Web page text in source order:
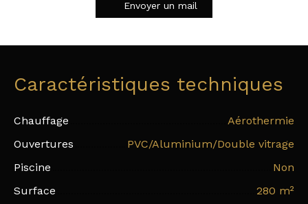
Envoyer un mail
Caractéristiques techniques
Chauffage
Aérothermie
Ouvertures
PVC/Aluminium/Double vitrage
Piscine
Non
Surface
280 m²